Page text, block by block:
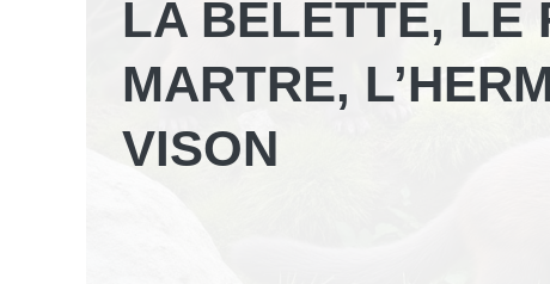
LA BELETTE, LE
MARTRE,
VISON